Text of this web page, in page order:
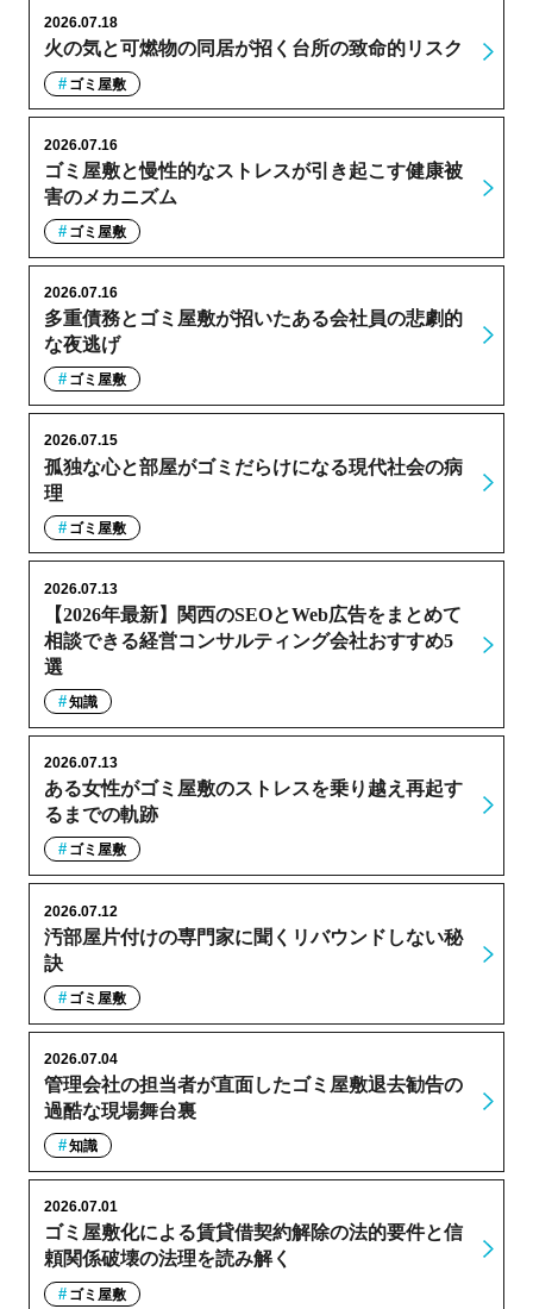
火の気と可燃物の同居が招く台所の致命的リスク
2026.07.18
ゴミ屋敷
ゴミ屋敷と慢性的なストレスが引き起こす健康被
害のメカニズム
2026.07.16
ゴミ屋敷
多重債務とゴミ屋敷が招いたある会社員の悲劇的
な夜逃げ
2026.07.16
ゴミ屋敷
孤独な心と部屋がゴミだらけになる現代社会の病
理
2026.07.15
ゴミ屋敷
【2026年最新】関西のSEOとWeb広告をまとめて
相談できる経営コンサルティング会社おすすめ5
選
2026.07.13
知識
ある女性がゴミ屋敷のストレスを乗り越え再起す
るまでの軌跡
2026.07.13
ゴミ屋敷
汚部屋片付けの専門家に聞くリバウンドしない秘
訣
2026.07.12
ゴミ屋敷
管理会社の担当者が直面したゴミ屋敷退去勧告の
過酷な現場舞台裏
2026.07.04
知識
ゴミ屋敷化による賃貸借契約解除の法的要件と信
頼関係破壊の法理を読み解く
2026.07.01
ゴミ屋敷